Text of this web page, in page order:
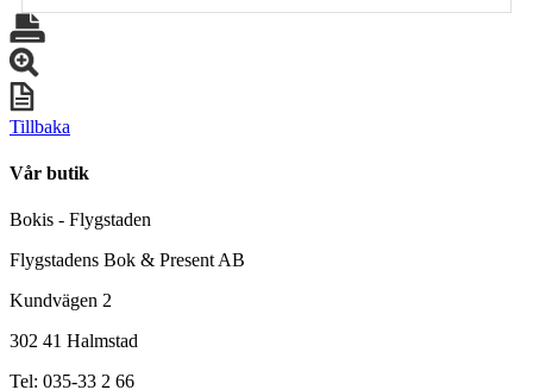
Tillbaka
Vår butik
Bokis - Flygstaden
Flygstadens Bok & Present AB
Kundvägen 2
302 41 Halmstad
Tel: 035-33 2 66